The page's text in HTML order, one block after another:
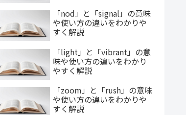
「nod」と「signal」の意味
や使い方の違いをわかりや
すく解説
「light」と「vibrant」の意
味や使い方の違いをわかり
やすく解説
「zoom」と「rush」の意味
や使い方の違いをわかりや
すく解説